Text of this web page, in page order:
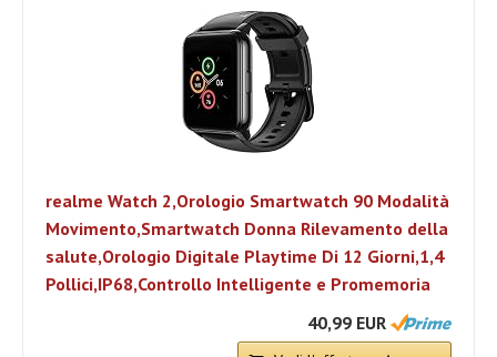
realme Watch 2,Orologio Smartwatch 90 Modalità
Movimento,Smartwatch Donna Rilevamento della
salute,Orologio Digitale Playtime Di 12 Giorni,1,4
Pollici,IP68,Controllo Intelligente e Promemoria
40,99 EUR